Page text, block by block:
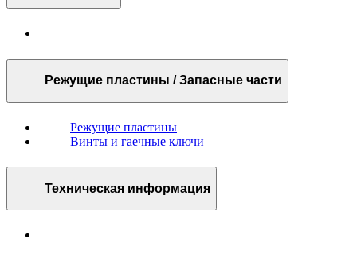
Режущие пластины / Запасные части
Режущие пластины
Винты и гаечные ключи
Техническая информация